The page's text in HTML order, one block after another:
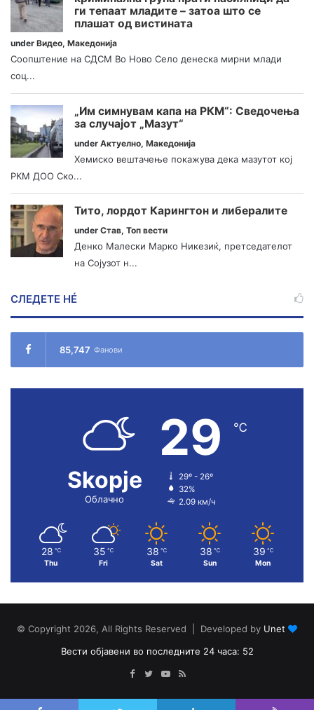
ги тепаат младите – затоа што се
плашат од вистината
under Видео, Македонија
Соопштение на СДСМ Во Ново Село денеска мирни млади
соц...
„Им симнувам капа на РКМ“: Сведочења
за случајот „Мазут“
under Актуелно, Македонија
Хемиско вештачење покажува дека мазутот кој
РКМ ДОО Ско...
Тито, лордот Карингтон и либералите
under Став, Топ вести
Денко Малески Марко Никезиќ, претседателот
на Сојузот н...
СЛЕДЕТЕ НÉ
85,747 Фанови
Skopje
Облачно
29 ℃
29º - 26º
32%
2.09 км/ч
28 ℃
Thu
35 ℃
Fri
38 ℃
Sat
38 ℃
Sun
39 ℃
Mon
© Copyright 2026, All Rights Reserved | Developed by Unet
Вести објавени во последните 24 часа: 52
Facebook
TwitterYouTube
RSS